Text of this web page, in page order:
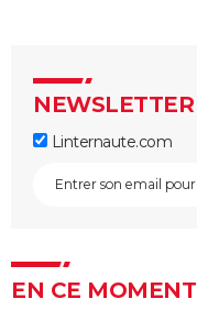
NEWSLETTER
Linternaute.com
EN CE MOMENT